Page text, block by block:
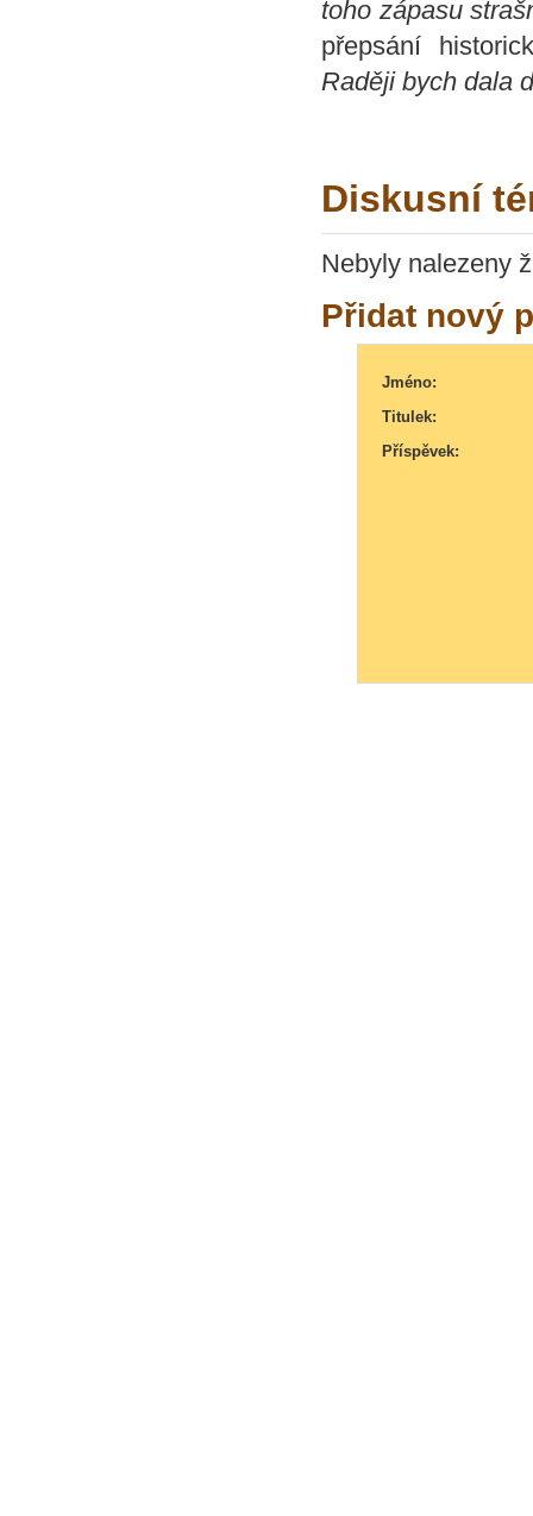
toho zápasu
přepsání
Raději bych dala
Diskusní
Nebyly nalezeny
Přidat nový
Jméno:
Titulek:
Příspěvek: